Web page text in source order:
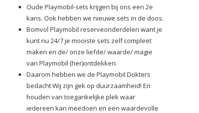
€7,00
Oude Playmobil-sets krijgen bij ons een 2e
kans. Ook hebben we nieuwe sets in de doos.
Bomvol Playmobil reserveonderdelen want je
kunt nu 24/7 je mooiste sets zelf compleet
maken en de/ onze liefde/ waarde/ magie
van Playmobil (her)ontdekken.
Daarom hebben we de Playmobil Dokters
bedacht Wij zijn gek op duurzaamheid! En
houden van toegankelijke plek waar
iedereen kan meedoen en een waardevolle